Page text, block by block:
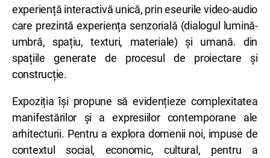
experiență interactivă unică, prin eseurile video-audio
care prezintă experiența senzorială (dialogul lumină-
umbră, spațiu, texturi, materiale) și umană. din
spațiile generate de procesul de proiectare și
construcție.
Expoziția își propune să evidențieze complexitatea
manifestărilor și a expresiilor contemporane ale
arhitecturii. Pentru a explora domenii noi, impuse de
contextul social, economic, cultural, pentru a